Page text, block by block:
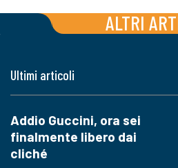
ALTRI
Ultimi articoli
Addio Guccini, ora sei
finalmente libero dai
cliché